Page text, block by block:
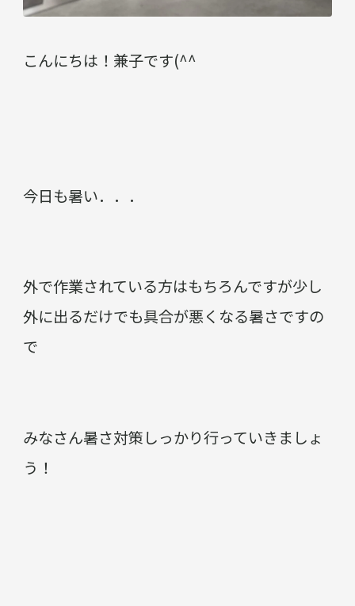
こんにちは！兼子です(^^
今日も暑い．．．
外で作業されている方はもちろんですが少し
外に出るだけでも具合が悪くなる暑さですの
で
みなさん暑さ対策しっかり行っていきましょ
う！